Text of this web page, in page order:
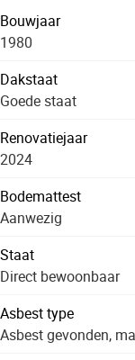
Bouwjaar
1980
Dakstaat
Goede staat
Renovatiejaar
2024
Bodemattest
Aanwezig
Staat
Direct bewoonbaar
Asbest type
Asbest gevonden,